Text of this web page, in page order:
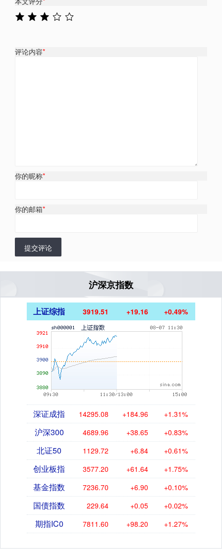
评论内容*
你的昵称*
你的邮箱*
提交评论
沪深京指数
上证综指 3919.51 +19.16 +0.49%
深证成指 14295.08 +184.96 +1.31%
沪深300 4689.96 +38.65 +0.83%
北证50 1129.72 +6.84 +0.61%
创业板指 3577.20 +61.64 +1.75%
基金指数 7236.70 +6.90 +0.10%
国债指数 229.64 +0.05 +0.02%
期指IC0 7811.60 +98.20 +1.27%